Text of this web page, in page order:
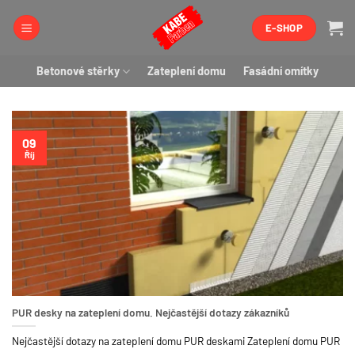
E-SHOP
Betonové stěrky Zateplení domu Fasádní omítky
PUR desky na zateplení domu. Nejčastější dotazy zákazníků
Nejčastější dotazy na zateplení domu PUR deskami Zateplení domu PUR
09
Říj